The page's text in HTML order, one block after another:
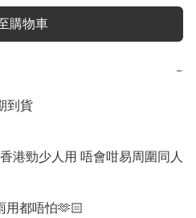
購物車
−
到貨
港勁少人用 唔會咁易周圍同人
用都唔怕🫶🏻